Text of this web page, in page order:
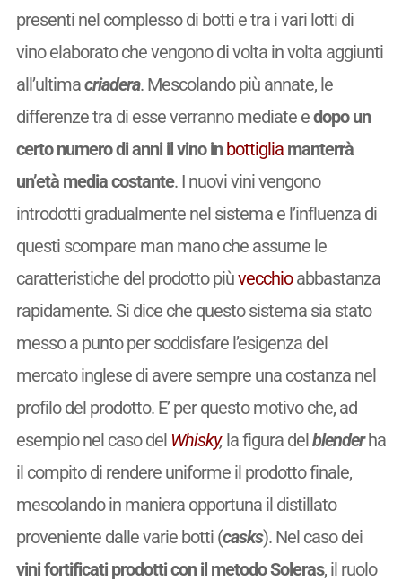
presenti nel complesso di botti e tra i vari lotti di
vino elaborato che vengono di volta in volta aggiunti
all’ultimacriadera. Mescolando più annate, le
differenze tra di esse verranno mediate edopo un
certo numero di anni il vino inbottigliamanterrà
un’età media costante. I nuovi vini vengono
introdotti gradualmente nel sistema e l’influenza di
questi scompare man mano che assume le
caratteristiche del prodotto piùvecchioabbastanza
rapidamente. Si dice che questo sistema sia stato
messo a punto per soddisfare l’esigenza del
mercato inglese di avere sempre una costanza nel
profilo del prodotto. E’ per questo motivo che, ad
esempio nel caso del Whisky,la figura delblenderha
il compito di rendere uniforme il prodotto finale,
mescolando in maniera opportuna il distillato
proveniente dalle varie botti (casks). Nel caso dei
vini fortificati prodotti con il metodo Soleras, il ruolo